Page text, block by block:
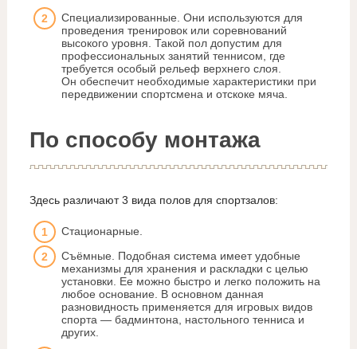
Специализированные. Они используются для
проведения тренировок или соревнований
высокого уровня. Такой пол допустим для
профессиональных занятий теннисом, где
требуется особый рельеф верхнего слоя.
Он обеспечит необходимые характеристики при
передвижении спортсмена и отскоке мяча.
По способу монтажа
Здесь различают 3 вида полов для спортзалов:
Стационарные.
Съёмные. Подобная система имеет удобные
механизмы для хранения и раскладки с целью
установки. Ее можно быстро и легко положить на
любое основание. В основном данная
разновидность применяется для игровых видов
спорта — бадминтона, настольного тенниса и
других.